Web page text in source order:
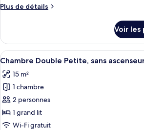
chambre :
Plus de détails
Plus
le
type
de
Chambre
Familiale
Voir les
Afficher
toutes
les
photos
pour
ce
type
Une
4
Chambre Double Petite, sans
15 m²
1 chambre
2 personnes
1 grand lit
Wi-Fi gratuit